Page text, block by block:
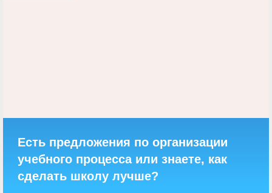
Есть предложения по организации
учебного процесса или знаете, как
сделать школу лучше?